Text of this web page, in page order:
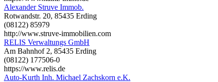
Alexander Struve Immob.
Rotwandstr. 20, 85435 Erding
(08122) 85979
http://www.struve-immobilien.com
RELIS Verwaltungs GmbH
Am Bahnhof 2, 85435 Erding
(08122) 177506-0
https://www.relis.de
Auto-Kurth Inh. Michael Zachskorn e.K.